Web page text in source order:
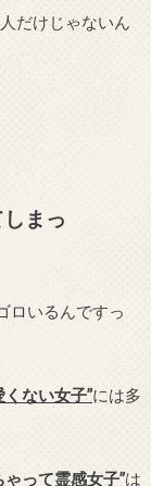
だけじゃないん
まっ
ロいるんですっ
くない女子”には多
ゃって霊感女子”は